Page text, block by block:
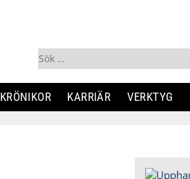
Sök
efter:
KRÖNIKOR KARRIÄR VERKTYG